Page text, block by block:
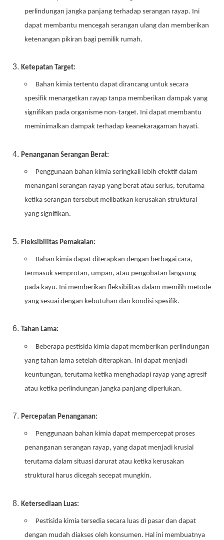
perlindungan jangka panjang terhadap serangan rayap. Ini
dapat membantu mencegah serangan ulang dan memberikan
ketenangan pikiran bagi pemilik rumah.
Ketepatan Target:
Bahan kimia tertentu dapat dirancang untuk secara
spesifik menargetkan rayap tanpa memberikan dampak yang
signifikan pada organisme non-target. Ini dapat membantu
meminimalkan dampak terhadap keanekaragaman hayati.
Penanganan Serangan Berat:
Penggunaan bahan kimia seringkali lebih efektif dalam
menangani serangan rayap yang berat atau serius, terutama
ketika serangan tersebut melibatkan kerusakan struktural
yang signifikan.
Fleksibilitas Pemakaian:
Bahan kimia dapat diterapkan dengan berbagai cara,
termasuk semprotan, umpan, atau pengobatan langsung
pada kayu. Ini memberikan fleksibilitas dalam memilih metode
yang sesuai dengan kebutuhan dan kondisi spesifik.
Tahan Lama:
Beberapa pestisida kimia dapat memberikan perlindungan
yang tahan lama setelah diterapkan. Ini dapat menjadi
keuntungan, terutama ketika menghadapi rayap yang agresif
atau ketika perlindungan jangka panjang diperlukan.
Percepatan Penanganan:
Penggunaan bahan kimia dapat mempercepat proses
penanganan serangan rayap, yang dapat menjadi krusial
terutama dalam situasi darurat atau ketika kerusakan
struktural harus dicegah secepat mungkin.
Ketersediaan Luas:
Pestisida kimia tersedia secara luas di pasar dan dapat
dengan mudah diakses oleh konsumen. Hal ini membuatnya